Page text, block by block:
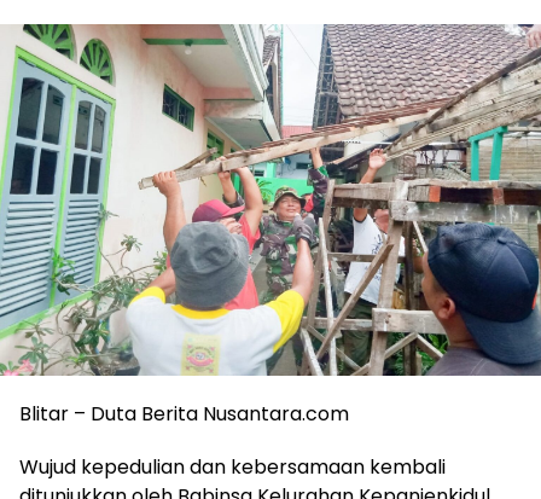
Blitar – Duta Berita Nusantara.com
Wujud kepedulian dan kebersamaan kembali